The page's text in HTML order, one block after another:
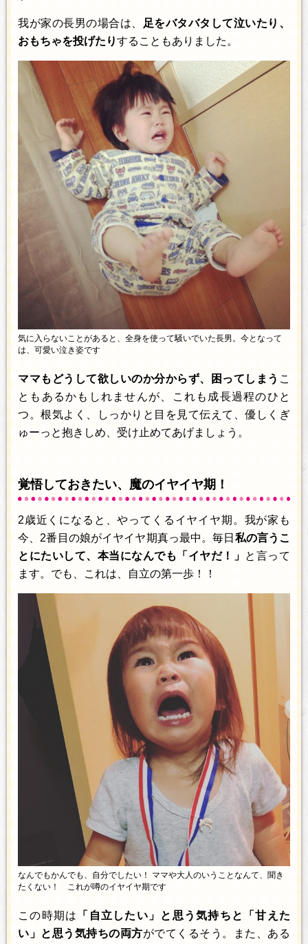
我が家の長男の場合は、
足をバタバタして泣いたり、
おもちゃを投げたりすることもありました。
気に入らないことがあると、全身を使って騒いでいた長男。今となって
は、可愛い泣き姿です
ママもどうして欲しいのか分からず、困ってしまう こ
ともあるかもしれませんが、これも成長過程のひと
つ。根気よく、しっかりと目を見て伝えて、優しくぎ
ゅーっと抱きしめ、受け止めてあげましょう。
覚悟しておきたい、魔のイヤイヤ期！
2歳近くになると、やってくるイヤイヤ期。我が家も
今、2番目の娘がイヤイヤ期真っ最中。毎日 私の言うこ
とにたいして、本当になんでも「イヤだ！」 と言って
ます。でも、これは、自立の第一歩！！
なんでもかんでも、自分でしたい！ ママや大人のいうことなんて、聞き
たくない！ これが噂のイヤイヤ期です
この時期は
「自立したい」と思う気持ちと「甘えた
い」と思う気持ちの両方がでてくるそう。また、ある